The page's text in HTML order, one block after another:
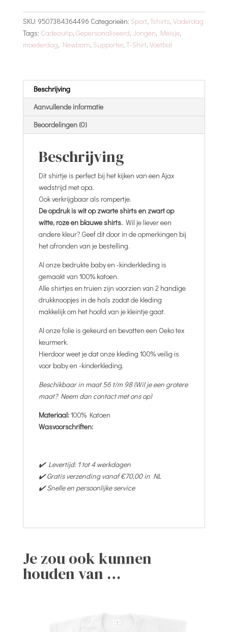
Kijken
Naar
Ajax
Dus
SKU: 9507384364496 Categorieën: Sport, Tshirts, Vaderdag
Tags: Cadeautip, Gepersonaliseerd, Jongen, Meisje,
moederdag, Newborn, Supporter, T-Shirt, Voetbal
Beschrijving
Aanvullende informatie
Beoordelingen (0)
Beschrijving
Dit shirtje is perfect bij het kijken van een Ajax
wedstrijd met opa.
Ook verkrijgbaar als rompertje.
De opdruk is wit op zwarte shirts en zwart op
witte, roze en blauwe shirts.Wil je liever een
andere kleur? Geef dit door in de opmerkingen bij
het afronden van je bestelling.
Al onze bedrukte baby en -kinderkleding is
gemaakt van 100% katoen.
Alle shirtjes en truien zijn voorzien van 2 handige
drukknoopjes in de hals zodat de kleding
makkelijk om het hoofd van je kleintje gaat.
Al onze folie is gekeurd en bevatten een Oeko tex
keurmerk.
Hierdoor weet je dat onze kleding 100% veilig is
voor baby en -kinderkleding.
Beschikbaar in maat 56 t/m 98 (Wil je een grotere
maat? Neem dan contact met ons op)
Materiaal:100% Katoen
Wasvoorschriften:
✔️ Levertijd: 1 tot 4 werkdagen
✔️ Gratis verzending vanaf €70,00 in NL
✔️ Snelle en persoonlijke service
Je zou ook kunnen
houden van …